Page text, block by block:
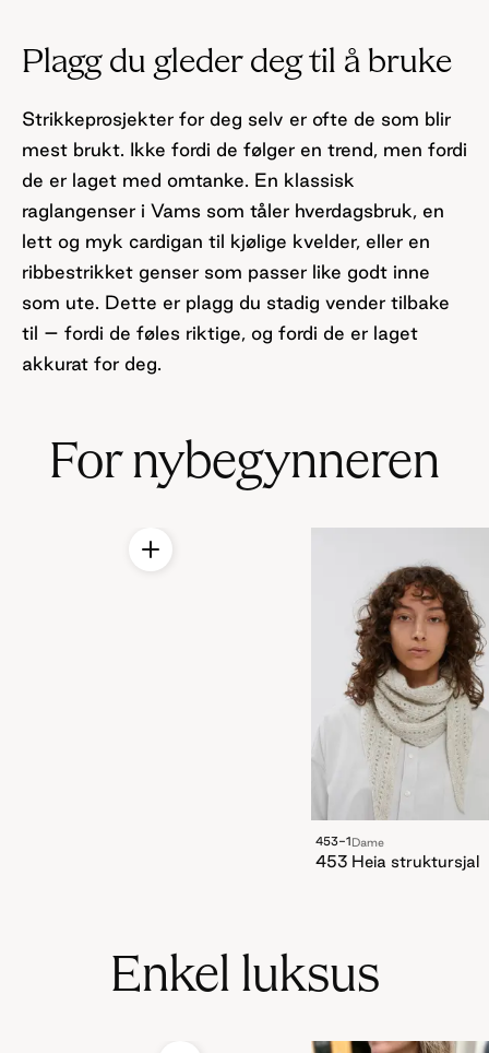
Plagg du gleder deg til å bruke
Strikkeprosjekter for deg selv er ofte de som blir
mest brukt. Ikke fordi de følger en trend, men fordi
de er laget med omtanke. En klassisk
raglangenser i Vams som tåler hverdagsbruk, en
lett og myk cardigan til kjølige kvelder, eller en
ribbestrikket genser som passer like godt inne
som ute. Dette er plagg du stadig vender tilbake
til – fordi de føles riktige, og fordi de er laget
akkurat for deg.
For nybegynneren
453-1 Dame
453 Heia struktursjal
Enkel luksus